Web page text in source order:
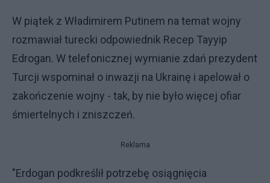
W piątek z Władimirem Putinem na temat wojny
rozmawiał turecki odpowiednik Recep Tayyip
Edrogan. W telefonicznej wymianie zdań prezydent
Turcji wspominał o inwazji na Ukrainę i apelował o
zakończenie wojny - tak, by nie było więcej ofiar
śmiertelnych i zniszczeń.
Reklama
"Erdogan podkreślił potrzebę osiągnięcia